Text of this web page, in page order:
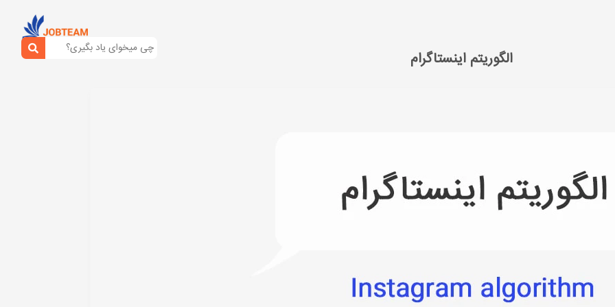
الگوریتم اینستاگرام